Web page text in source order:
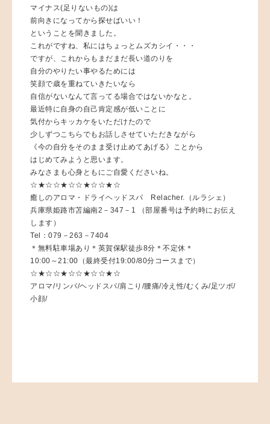
マイナス(足りないもの)は
前向きになってから探せばいい！
ということを聞きました。
これがですね、私にはちょっとムズカシイ・・・
ですが、これからもまだまだ長い道のりを
自分のやりたい事やるためには
笑顔で歳を重ねていきたいなら
自信がないなんて言ってる場合ではないかなと。
最近特に自身の自己肯定感が低いことに
気付からキッカケをいただけたので
少しずつこちらでもお話しさせていただきながら
《今の自分をそのまま受け止めてあげる》ことから
はじめてみようと思います。
みなさまも心身ともにご自愛くださいね。
☆★☆☆★☆☆★☆☆★☆
癒しのアロマ・ドライヘッドスパ Relacher.（ルラシェ）
兵庫県姫路市苫編南2－347－1 （部屋番号は予約時にお伝え
します）
Tel：079－263－7404
＊無料駐車場あり＊英賀保駅徒歩8分＊不定休＊
10:00～21:00（最終受付19:00/80分コースまで）
☆★☆☆★☆☆★☆☆★☆
アロマ/リンパ/ヘッドスパ/肩こり/腰痛/冷え性/むくみ/足ツボ/
小顔/